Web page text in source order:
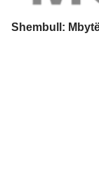
Shembull: